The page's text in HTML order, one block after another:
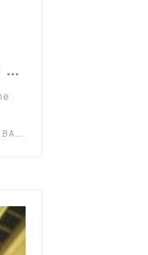
AATA / あーた online shop powered by BASE
AATA / あーた online shop powered by BASE